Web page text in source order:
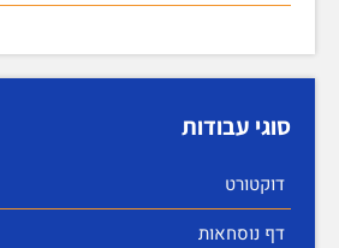
סוגי עבודות
דוקטורט
דף נוסחאות